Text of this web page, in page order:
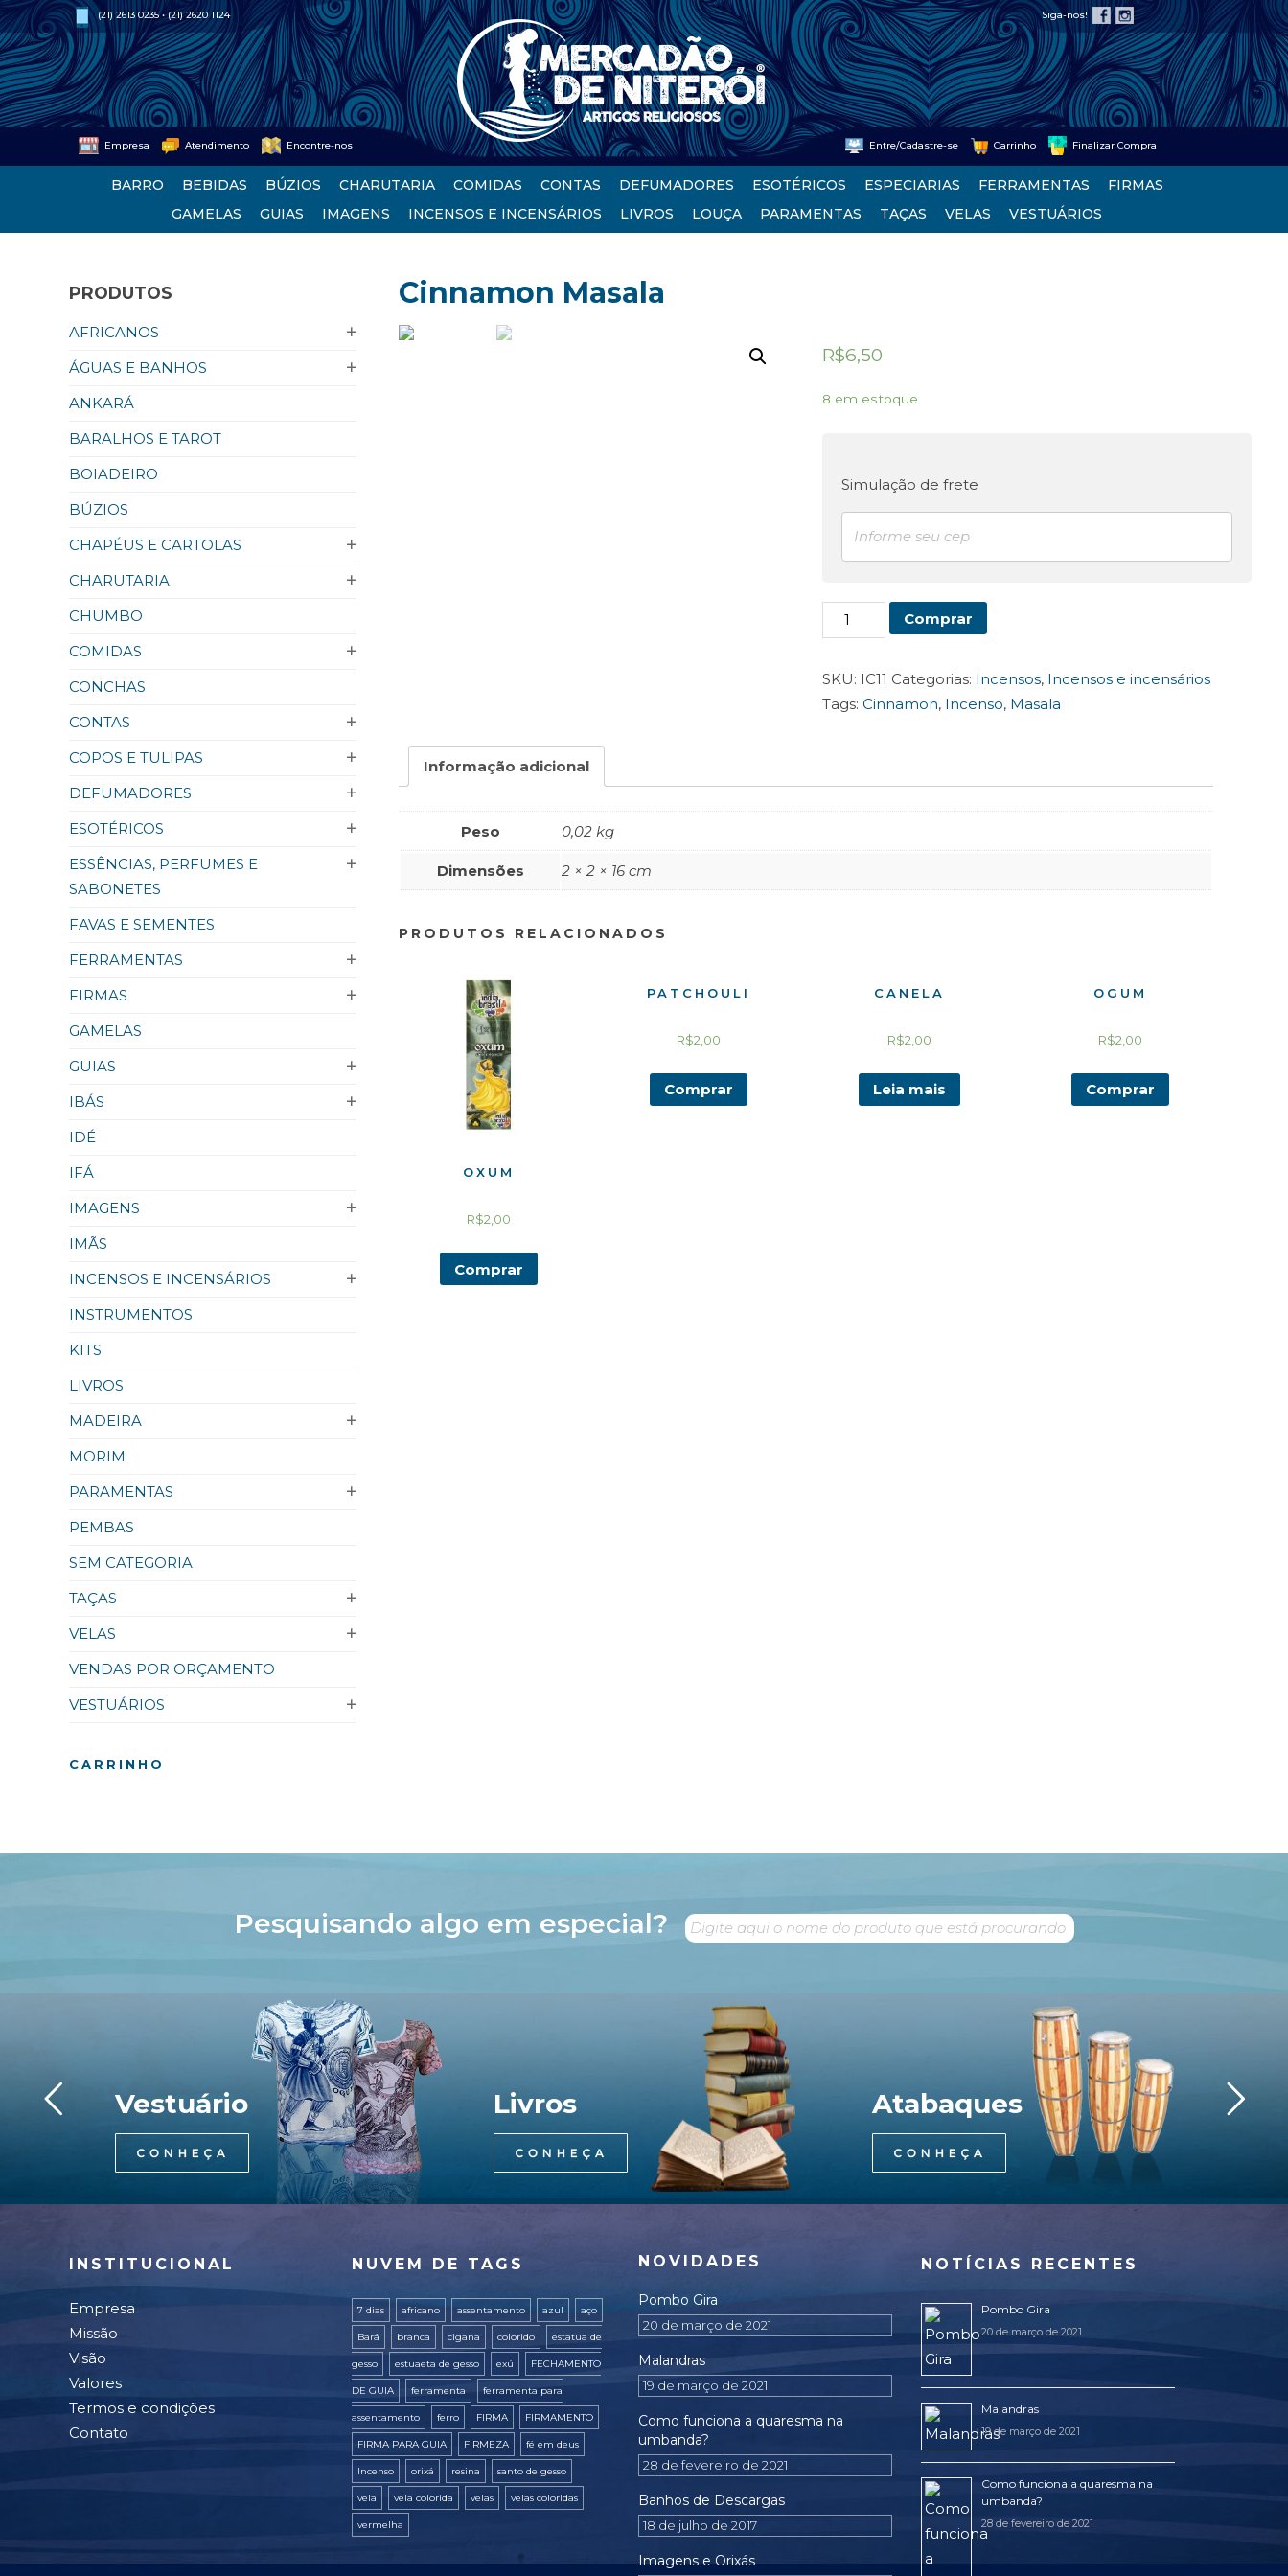
(21) 2613 0235 • (21) 2620 1124 Siga-nos!
Empresa Atendimento Encontre-nos Entre/Cadastre-se Carrinho Finalizar Compra
BARRO BEBIDAS BÚZIOS CHARUTARIA COMIDAS CONTAS DEFUMADORES ESOTÉRICOS ESPECIARIAS FERRAMENTAS
FIRMAS
GAMELAS
GUIAS IMAGENS INCENSOS E INCENSÁRIOS LIVROS LOUÇA PARAMENTAS TAÇAS VELAS VESTUÁRIOS
PRODUTOS
AFRICANOS
ÁGUAS E BANHOS
ANKARÁ
BARALHOS E TAROT
BOIADEIRO
BÚZIOS
CHAPÉUS E CARTOLAS
CHARUTARIA
CHUMBO
COMIDAS
CONCHAS
CONTAS
COPOS E TULIPAS
DEFUMADORES
ESOTÉRICOS
ESSÊNCIAS, PERFUMES E
SABONETES
FAVAS E SEMENTES
FERRAMENTAS
FIRMAS
GAMELAS
GUIAS
IBÁS
IDÉ
IFÁ
IMAGENS
IMÃS
INCENSOS E INCENSÁRIOS
INSTRUMENTOS
KITS
LIVROS
MADEIRA
MORIM
PARAMENTAS
PEMBAS
SEM CATEGORIA
TAÇAS
VELAS
VENDAS POR ORÇAMENTO
VESTUÁRIOS
CARRINHO
Cinnamon Masala
R$6,50
8 em estoque
Simulação de frete
Cinnamon
Masala
Comprar
SKU: IC11 Categorias: Incensos, Incensos e incensários
Tags: Cinnamon, Incenso, Masala
Informação adicional
Peso 0,02 kg
Dimensões 2 × 2 × 16 cm
PRODUTOS RELACIONADOS
OXUM
R$2,00
Comprar
PATCHOULI
R$2,00
Comprar
CANELA
R$2,00
Leia mais
OGUM
R$2,00
Comprar
Pesquisando algo em especial?
Livros Atabaques
Vestuário
INSTITUCIONAL
Empresa
Missão
Visão
Valores
Termos e condições
Contato
NUVEM DE TAGS
7 dias africano assentamento azul aço
Bará branca cigana colorido estatua de
gesso estuaeta de gesso exú FECHAMENTO
DE GUIA ferramenta ferramenta para
assentamento ferro FIRMA FIRMAMENTO
FIRMA PARA GUIA FIRMEZA fé em deus
Incenso orixá resina santo de gesso
vela vela colorida velas velas coloridas
vermelha
NOVIDADES
Pombo Gira
20 de março de 2021
Malandras
19 de março de 2021
Como funciona a quaresma na
umbanda?
28 de fevereiro de 2021
Banhos de Descargas
18 de julho de 2017
Imagens e Orixás
NOTÍCIAS RECENTES
Pombo Gira
20 de março de 2021
Malandras
19 de março de 2021
Como funciona a quaresma na
umbanda?
28 de fevereiro de 2021